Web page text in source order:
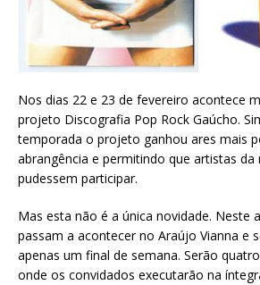
Nos dias 22 e 23 de fevereiro acontece
projeto Discografia Pop Rock Gaúcho.
temporada o projeto ganhou ares mais
abrangência e permitindo que artistas
pudessem participar.
Mas esta não é a única novidade. Neste
passam a acontecer no Araújo Vianna e
apenas um final de semana. Serão
onde os convidados executarão na